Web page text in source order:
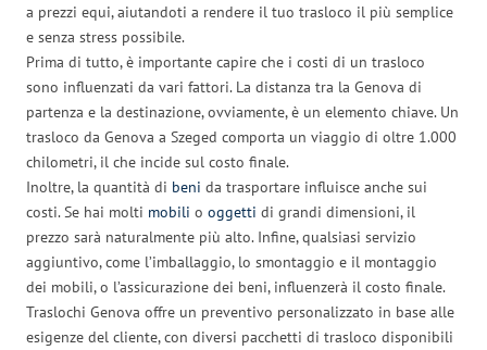
a prezzi equi, aiutandoti a rendere il tuo trasloco il più semplice
e senza stress possibile.
Prima di tutto, è importante capire che i costi di un trasloco
sono influenzati da vari fattori. La distanza tra la Genova di
partenza e la destinazione, ovviamente, è un elemento chiave. Un
trasloco da Genova a Szeged comporta un viaggio di oltre 1.000
chilometri, il che incide sul costo finale.
Inoltre, la quantità di beni da trasportare influisce anche sui
costi. Se hai molti mobili o oggetti di grandi dimensioni, il
prezzo sarà naturalmente più alto. Infine, qualsiasi servizio
aggiuntivo, come l’imballaggio, lo smontaggio e il montaggio
dei mobili, o l’assicurazione dei beni, influenzerà il costo finale.
Traslochi Genova offre un preventivo personalizzato in base alle
esigenze del cliente, con diversi pacchetti di trasloco disponibili